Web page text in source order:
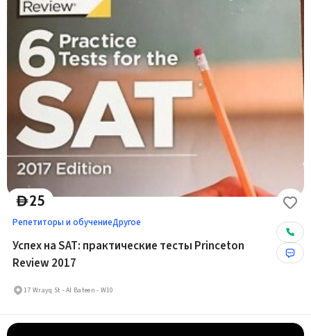
D25
Репетиторы и обучениеДругое
Успех на SAT: практические тесты Princeton
Review 2017
17 Wrayq St - Al Bateen - W10